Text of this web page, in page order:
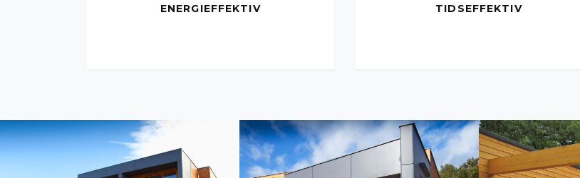
ENERGIEFFEKTIV TIDSEFFEKTIV